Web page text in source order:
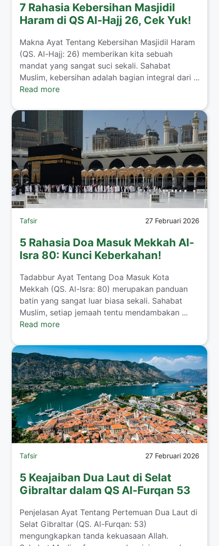
7 Rahasia Kebersihan Masjidil
Haram di QS Al-Hajj 26, Cek Yuk!
Makna Ayat Tentang Kebersihan Masjidil Haram
(QS. Al-Hajj: 26) memberikan kita sebuah
mandat yang sangat suci sekali. Sahabat
Muslim, kebersihan adalah bagian integral dari ...
Read more
Tafsir 27 Februari 2026
5 Rahasia Doa Masuk Mekkah Al-
Isra 80: Kunci Keberkahan!
Tadabbur Ayat Tentang Doa Masuk Kota
Mekkah (QS. Al-Isra: 80) merupakan panduan
batin yang sangat luar biasa sekali. Sahabat
Muslim, setiap jemaah tentu mendambakan ...
Read more
Tafsir 27 Februari 2026
5 Keajaiban Dua Laut di Selat
Gibraltar dalam QS Al-Furqan 53
Penjelasan Ayat Tentang Pertemuan Dua Laut di
Selat Gibraltar (QS. Al-Furqan: 53)
mengungkapkan tanda kekuasaan Allah.